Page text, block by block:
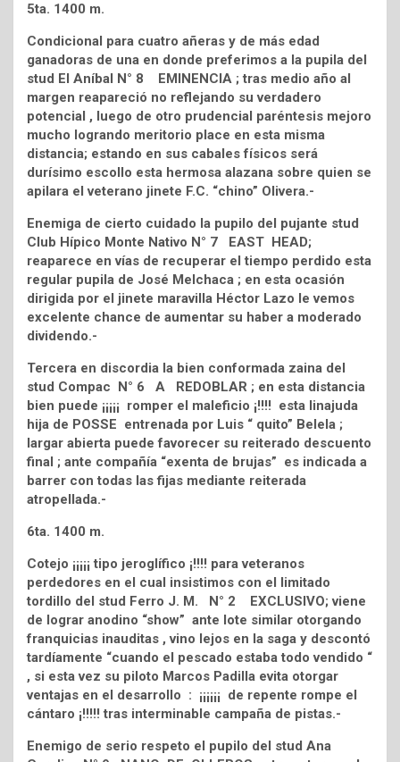
5ta. 1400 m.
Condicional para cuatro añeras y de más edad
ganadoras de una en donde preferimos a la pupila del
stud El Aníbal N° 8 EMINENCIA ; tras medio año al
margen reapareció no reflejando su verdadero
potencial , luego de otro prudencial paréntesis mejoro
mucho logrando meritorio place en esta misma
distancia; estando en sus cabales físicos será
durísimo escollo esta hermosa alazana sobre quien se
apilara el veterano jinete F.C. “chino” Olivera.-
Enemiga de cierto cuidado la pupilo del pujante stud
Club Hípico Monte Nativo N° 7 EAST HEAD;
reaparece en vías de recuperar el tiempo perdido esta
regular pupila de José Melchaca ; en esta ocasión
dirigida por el jinete maravilla Héctor Lazo le vemos
excelente chance de aumentar su haber a moderado
dividendo.-
Tercera en discordia la bien conformada zaina del
stud Compac N° 6 A REDOBLAR ; en esta distancia
bien puede ¡¡¡¡¡ romper el maleficio ¡!!!! esta linajuda
hija de POSSE entrenada por Luis “ quito” Belela ;
largar abierta puede favorecer su reiterado descuento
final ; ante compañía “exenta de brujas” es indicada a
barrer con todas las fijas mediante reiterada
atropellada.-
6ta. 1400 m.
Cotejo ¡¡¡¡¡ tipo jeroglífico ¡!!!! para veteranos
perdedores en el cual insistimos con el limitado
tordillo del stud Ferro J. M. N° 2 EXCLUSIVO; viene
de lograr anodino “show” ante lote similar otorgando
franquicias inauditas , vino lejos en la saga y descontó
tardíamente “cuando el pescado estaba todo vendido “
, si esta vez su piloto Marcos Padilla evita otorgar
ventajas en el desarrollo : ¡¡¡¡¡¡ de repente rompe el
cántaro ¡!!!!! tras interminable campaña de pistas.-
Enemigo de serio respeto el pupilo del stud Ana